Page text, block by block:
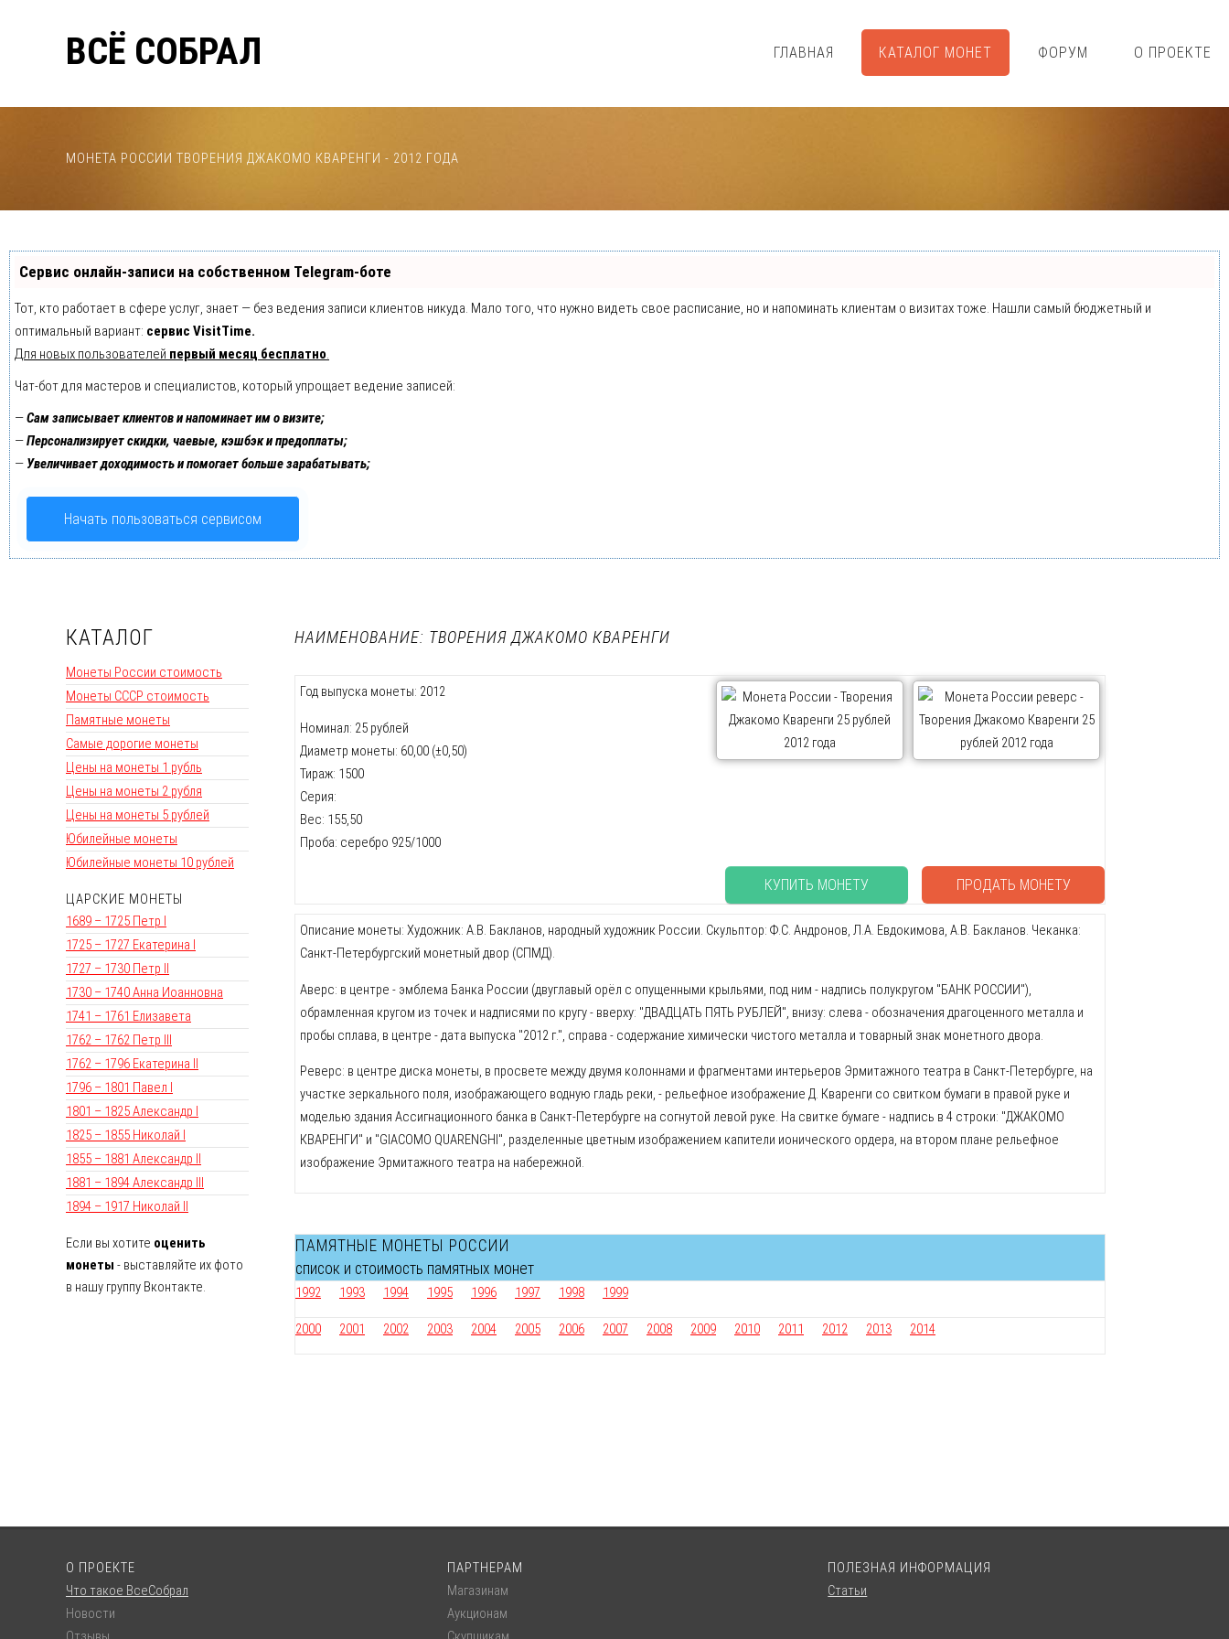
ВСЁ СОБРАЛ ГЛАВНАЯ КАТАЛОГ МОНЕТ ФОРУМ О ПРОЕКТЕ
МОНЕТА РОССИИ ТВОРЕНИЯ ДЖАКОМО КВАРЕНГИ - 2012 ГОДА
Сервис онлайн-записи на собственном Telegram-боте
Тот, кто работает в сфере услуг, знает — без ведения записи клиентов никуда. Мало того, что нужно видеть свое расписание, но и напоминать клиентам о визитах тоже. Нашли самый бюджетный и
оптимальный вариант: сервис VisitTime.
Для новых пользователей первый месяц бесплатно.
Чат-бот для мастеров и специалистов, который упрощает ведение записей:
—Сам записывает клиентов и напоминает им о визите;
—Персонализирует скидки, чаевые, кэшбэк и предоплаты;
— Увеличивает доходимость и помогает больше зарабатывать;
Начать пользоваться сервисом
КАТАЛОГ
Монеты России стоимость
Монеты СССР стоимость
Памятные монеты
Самые дорогие монеты
Цены на монеты 1 рубль
Цены на монеты 2 рубля
Цены на монеты 5 рублей
Юбилейные монеты
Юбилейные монеты 10 рублей
ЦАРСКИЕ МОНЕТЫ
1689 – 1725 Петр I
1725 – 1727 Екатерина I
1727 – 1730 Петр II
1730 – 1740 Анна Иоанновна
1741 – 1761 Елизавета
1762 – 1762 Петр III
1762 – 1796 Екатерина II
1796 – 1801 Павел I
1801 – 1825 Александр I
1825 – 1855 Николай I
1855 – 1881 Александр II
1881 – 1894 Александр III
1894 – 1917 Николай II
Если вы хотите оценить
монеты - выставляйте их фото
в нашу группу Вконтакте.
НАИМЕНОВАНИЕ: ТВОРЕНИЯ ДЖАКОМО КВАРЕНГИ
Год выпуска монеты: 2012
Номинал: 25 рублей
Диаметр монеты: 60,00 (±0,50)
Тираж: 1500
Серия:
Вес: 155,50
Проба: серебро 925/1000
КУПИТЬ МОНЕТУ ПРОДАТЬ МОНЕТУ
Описание монеты: Художник: А.В. Бакланов, народный художник России. Скульптор: Ф.С. Андронов, Л.А. Евдокимова, А.В. Бакланов. Чеканка:
Санкт-Петербургский монетный двор (СПМД).
Аверс: в центре - эмблема Банка России (двуглавый орёл с опущенными крыльями, под ним - надпись полукругом "БАНК РОССИИ"),
обрамленная кругом из точек и надписями по кругу - вверху: "ДВАДЦАТЬ ПЯТЬ РУБЛЕЙ", внизу: слева - обозначения драгоценного металла и
пробы сплава, в центре - дата выпуска "2012 г.", справа - содержание химически чистого металла и товарный знак монетного двора.
Реверс: в центре диска монеты, в просвете между двумя колоннами и фрагментами интерьеров Эрмитажного театра в Санкт-Петербурге, на
участке зеркального поля, изображающего водную гладь реки, - рельефное изображение Д. Кваренги со свитком бумаги в правой руке и
моделью здания Ассигнационного банка в Санкт-Петербурге на согнутой левой руке. На свитке бумаге - надпись в 4 строки: "ДЖАКОМО
КВАРЕНГИ" и "GIACOMO QUARENGHI", разделенные цветным изображением капители ионического ордера, на втором плане рельефное
изображение Эрмитажного театра на набережной.
ПАМЯТНЫЕ МОНЕТЫ РОССИИ
список и стоимость памятных монет
1992 1993 1994 1995 1996 1997 1998 1999
2000 2001 2002 2003 2004 2005 2006 2007 2008 2009 2010 2011 2012 2013 2014
О ПРОЕКТЕ
Что такое ВсеСобрал
Новости
ПАРТНЕРАМ
Магазинам
Аукционам
ПОЛЕЗНАЯ ИНФОРМАЦИЯ
Статьи